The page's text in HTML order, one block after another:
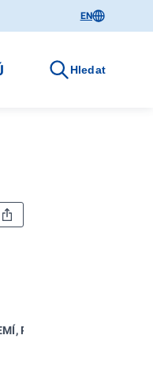
EN
Hledat
PODNEBÍ A ŽIVOTNÍ